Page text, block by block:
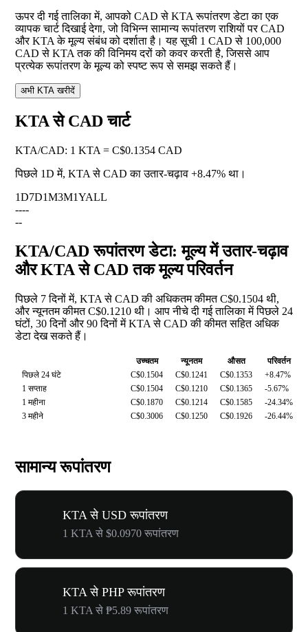
ऊपर दी गई तालिका में, आपको CAD से KTA रूपांतरण डेटा का एक
व्यापक चार्ट दिखाई देगा, जो विभिन्न सामान्य रूपांतरण राशियों पर CAD
और KTA के मूल्य संबंध को दर्शाता है। यह सूची 1 CAD से 100,000
CAD से KTA तक की विनिमय दरों को कवर करती है, जिससे आप
प्रत्येक रूपांतरण के मूल्य को स्पष्ट रूप से समझ सकते हैं।
अभी KTA खरीदें
KTA से CAD चार्ट
KTA/CAD: 1 KTA = C$0.1354 CAD
पिछले 1D में, KTA से CAD का उतार-चढ़ाव +8.47% था।
1D7D1M3M1YALL
----
--
KTA/CAD रूपांतरण डेटा: मूल्य में उतार-चढ़ाव
और KTA से CAD तक मूल्य परिवर्तन
पिछले 7 दिनों में, KTA से CAD की अधिकतम कीमत C$0.1504 थी,
और न्यूनतम कीमत C$0.1210 थी। आप नीचे दी गई तालिका में पिछले 24
घंटों, 30 दिनों और 90 दिनों में KTA से CAD की कीमत सहित अधिक
डेटा देख सकते हैं।
उच्चतम न्यूनतम औसत
परिवर्तन
पिछले 24 घंटे
C$0.1504 C$0.1241 C$0.1353
+8.47%
1 सप्ताह
C$0.1504 C$0.1210 C$0.1365
-5.67%
1 महीना
C$0.1870 C$0.1214 C$0.1585
-24.34%
3 महीने
C$0.3006 C$0.1250 C$0.1926 -26.44%
सामान्य रूपांतरण
KTA से USD रूपांतरण
1 KTA से $0.0970 रूपांतरण
KTA से PHP रूपांतरण
1 KTA से ₱5.89 रूपांतरण